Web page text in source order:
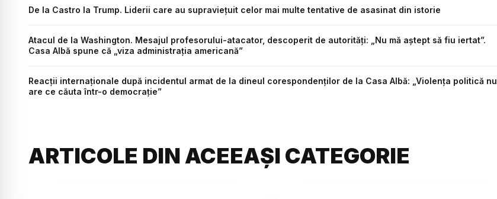
De la Castro la Trump. Liderii care au supraviețuit celor mai multe tentative de asasinat din istorie
Atacul de la Washington. Mesajul profesorului-atacator, descoperit de autorități: „Nu mă aștept să fiu iertat”.
Casa Albă spune că „viza administrația americană”
Reacții internaționale după incidentul armat de la dineul corespondenților de la Casa Albă: „Violența politică nu
are ce căuta într-o democrație”
ARTICOLE DIN ACEEAȘI CATEGORIE